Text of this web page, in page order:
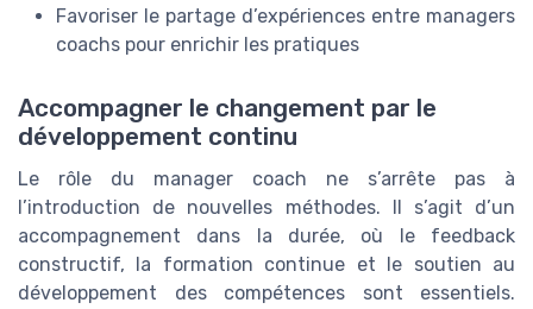
Favoriser le partage d’expériences entre managers
coachs pour enrichir les pratiques
Accompagner le changement par le
développement continu
Le rôle du manager coach ne s’arrête pas à
l’introduction de nouvelles méthodes. Il s’agit d’un
accompagnement dans la durée, où le feedback
constructif, la formation continue et le soutien au
développement des compétences sont essentiels.